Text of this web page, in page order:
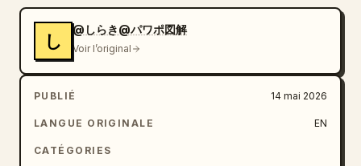
mural, 9) un badge d'identification avec
clip, vignette portrait, lignes de texte et
code-barres, 10) un panneau d'avertissement
triangulaire rouge avec un point
d'exclamation noir ; rangée du bas : 11) une
pile de serveurs sombre avec des voyants
devant, 12) une liste de contrôle sur presse-
し
@しらき@パワポ図解
Voir l’original
PUBLIÉ 14 mai 2026
LANGUE ORIGINALE EN
CATÉGORIES